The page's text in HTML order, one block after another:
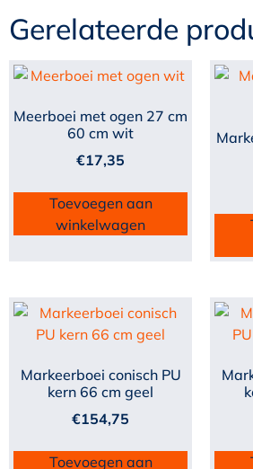
Gerelateerde
Meerboei met ogen 27 cm
60 cm wit
€17,35
Toevoegen aan
winkelwagen
Markeerboei conisch PU
kern 66 cm geel
€154,75
Toevoegen aan